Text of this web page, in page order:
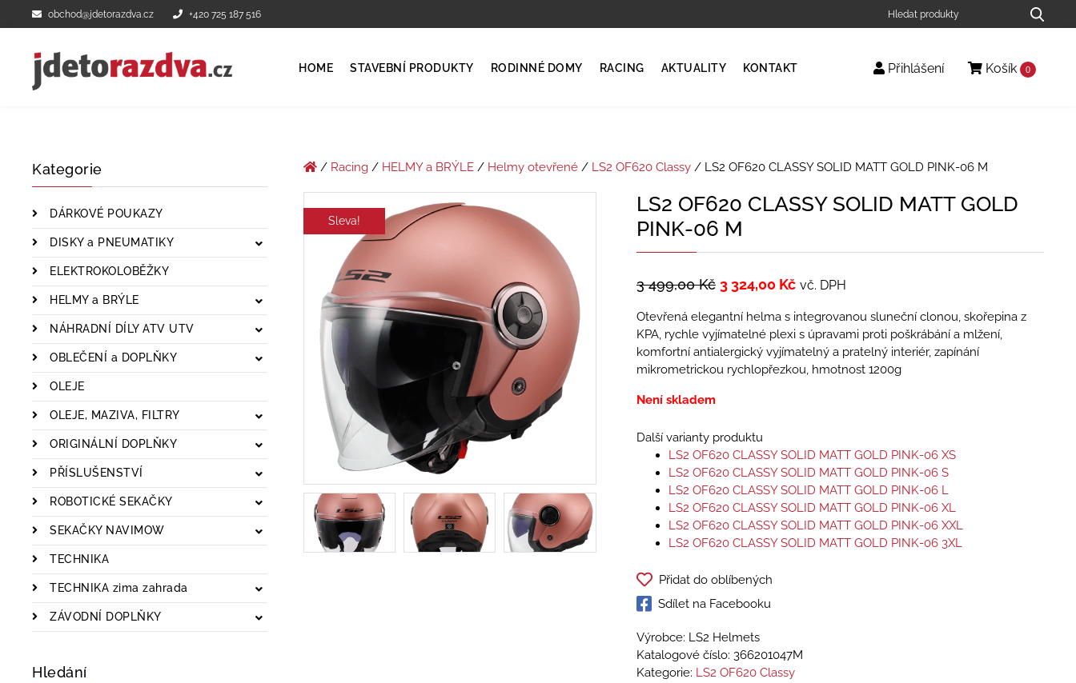
obchod@jdetorazdva.cz +420 725 187 516
HOME STAVEBNÍ PRODUKTY RODINNÉ DOMY RACING AKTUALITY KONTAKT Přihlášení Košík 0
Kategorie
DÁRKOVÉ POUKAZY
DISKY a PNEUMATIKY
ELEKTROKOLOBĚŽKY
HELMY a BRÝLE
NÁHRADNÍ DÍLY ATV UTV
OBLEČENÍ a DOPLŇKY
OLEJE
OLEJE, MAZIVA, FILTRY
ORIGINÁLNÍ DOPLŇKY
PŘÍSLUŠENSTVÍ
ROBOTICKÉ SEKAČKY
SEKAČKY NAVIMOW
TECHNIKA
TECHNIKA zima zahrada
ZÁVODNÍ DOPLŇKY
Hledání
/ Racing/ HELMY a BRÝLE/ Helmy otevřené/ LS2 OF620 Classy/ LS2 OF620 CLASSY SOLID MATT GOLD PINK-06 M
Sleva!
LS2 OF620 CLASSY SOLID MATT GOLD
PINK-06 M
3 499,00Kč 3 324,00 Kč vč. DPH
Otevřená elegantní helma s integrovanou sluneční clonou, skořepina z
KPA, rychle vyjímatelné plexi s úpravami proti poškrábání a mlžení,
komfortní antialergický vyjímatelný a pratelný interiér, zapínání
mikrometrickou rychlopřezkou, hmotnost 1200g
Není skladem
Další varianty produktu
LS2 OF620 CLASSY SOLID MATT GOLD PINK-06 XS
LS2 OF620 CLASSY SOLID MATT GOLD PINK-06 S
LS2 OF620 CLASSY SOLID MATT GOLD PINK-06 L
LS2 OF620 CLASSY SOLID MATT GOLD PINK-06 XL
LS2 OF620 CLASSY SOLID MATT GOLD PINK-06 XXL
LS2 OF620 CLASSY SOLID MATT GOLD PINK-06 3XL
Přidat do oblíbených
Sdílet na Facebooku
Výrobce: LS2 Helmets
Katalogové číslo: 366201047M
Kategorie: LS2 OF620 Classy